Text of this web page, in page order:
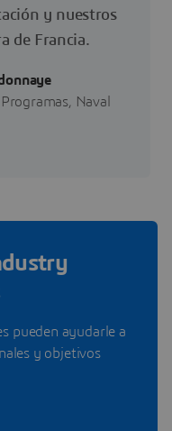
y nuestros
de Francia.
Naval
pueden ayudarle a
y objetivos